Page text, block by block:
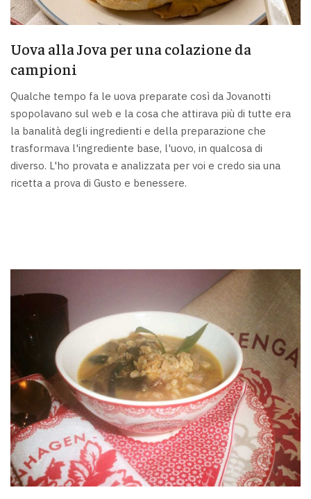
Uova alla Jova per una colazione da
campioni
Qualche tempo fa le uova preparate così da Jovanotti
spopolavano sul web e la cosa che attirava più di tutte era
la banalità degli ingredienti e della preparazione che
trasformava l'ingrediente base, l'uovo, in qualcosa di
diverso. L'ho provata e analizzata per voi e credo sia una
ricetta a prova di Gusto e benessere.